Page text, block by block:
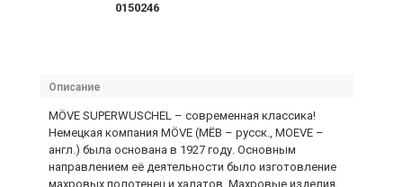
0150246
Описание
MÖVE SUPERWUSCHEL – современная классика!
Немецкая компания MÖVE (МЁВ – русск., MOEVE –
англ.) была основана в 1927 году. Основным
направлением её деятельности было изготовление
махровых полотенец и халатов. Махровые изделия